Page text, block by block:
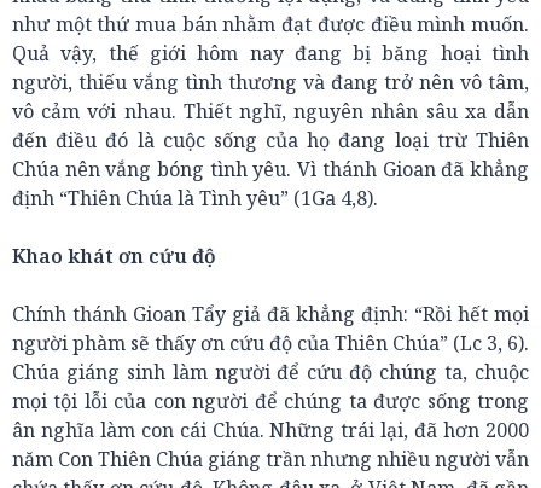
như một thứ mua bán nhằm đạt được điều mình muốn.
Quả vậy, thế giới hôm nay đang bị băng hoại tình
người, thiếu vắng tình thương và đang trở nên vô tâm,
vô cảm với nhau. Thiết nghĩ, nguyên nhân sâu xa dẫn
đến điều đó là cuộc sống của họ đang loại trừ Thiên
Chúa nên vắng bóng tình yêu. Vì thánh Gioan đã khẳng
định “Thiên Chúa là Tình yêu” (1Ga 4,8).
Khao khát ơn cứu độ
Chính thánh Gioan Tẩy giả đã khẳng định: “Rồi hết mọi
người phàm sẽ thấy ơn cứu độ của Thiên Chúa” (Lc 3, 6).
Chúa giáng sinh làm người để cứu độ chúng ta, chuộc
mọi tội lỗi của con người để chúng ta được sống trong
ân nghĩa làm con cái Chúa. Những trái lại, đã hơn 2000
năm Con Thiên Chúa giáng trần nhưng nhiều người vẫn